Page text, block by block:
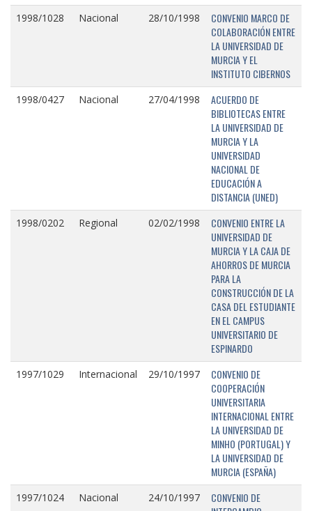
1998/1028 Nacional 28/10/1998
CONVENIO MARCO DE
COLABORACIÓN ENTRE
LA UNIVERSIDAD DE
MURCIA Y EL
INSTITUTO CIBERNOS
1998/0427 Nacional 27/04/1998
ACUERDO DE
BIBLIOTECAS ENTRE
LA UNIVERSIDAD DE
MURCIA Y LA
UNIVERSIDAD
NACIONAL DE
EDUCACIÓN A
DISTANCIA (UNED)
1998/0202 Regional 02/02/1998
CONVENIO ENTRE LA
UNIVERSIDAD DE
MURCIA Y LA CAJA DE
AHORROS DE MURCIA
PARA LA
CONSTRUCCIÓN DE LA
CASA DEL ESTUDIANTE
EN EL CAMPUS
UNIVERSITARIO DE
ESPINARDO
1997/1029 Internacional 29/10/1997
CONVENIO DE
COOPERACIÓN
UNIVERSITARIA
INTERNACIONAL ENTRE
LA UNIVERSIDAD DE
MINHO (PORTUGAL) Y
LA UNIVERSIDAD DE
MURCIA (ESPAÑA)
1997/1024 Nacional 24/10/1997
CONVENIO DE